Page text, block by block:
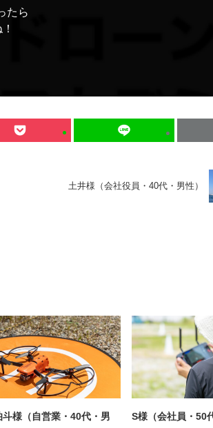
たら
土井様（会社役員・40代・男性）
斗様（自営業・40代・男
S様（会社員・50